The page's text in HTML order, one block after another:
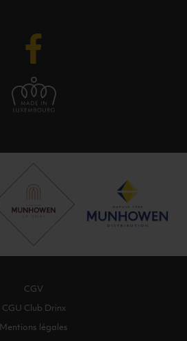
CGV
CGU Club Drinx
Mentions légales